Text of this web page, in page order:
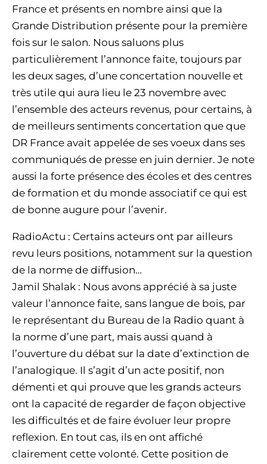
France et présents en nombre ainsi que la
Grande Distribution présente pour la première
fois sur le salon. Nous saluons plus
particulièrement l’annonce faite, toujours par
les deux sages, d’une concertation nouvelle et
très utile qui aura lieu le 23 novembre avec
l’ensemble des acteurs revenus, pour certains, à
de meilleurs sentiments concertation que que
DR France avait appelée de ses voeux dans ses
communiqués de presse en juin dernier. Je note
aussi la forte présence des écoles et des centres
de formation et du monde associatif ce qui est
de bonne augure pour l’avenir.
RadioActu : Certains acteurs ont par ailleurs
revu leurs positions, notamment sur la question
de la norme de diffusion…
Jamil Shalak : Nous avons apprécié à sa juste
valeur l’annonce faite, sans langue de bois, par
le représentant du Bureau de la Radio quant à
la norme d’une part, mais aussi quand à
l’ouverture du débat sur la date d’extinction de
l’analogique. Il s’agit d’un acte positif, non
démenti et qui prouve que les grands acteurs
ont la capacité de regarder de façon objective
les difficultés et de faire évoluer leur propre
reflexion. En tout cas, ils en ont affiché
clairement cette volonté. Cette position de